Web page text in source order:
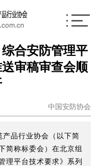
合安防管理平
审稿审查会顺
中国安防协会
产品行业协会（以下简
简称标委会）在北京组
理平台技术要求》系列